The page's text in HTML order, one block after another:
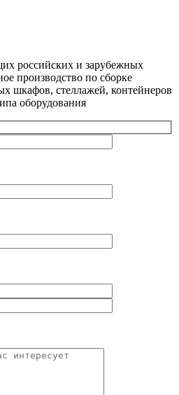
российских и зарубежных
производство по сборке
шкафов, стеллажей, контейнеров
оборудования